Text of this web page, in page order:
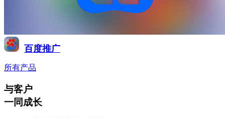
百度推广
所有产品
与客户
一同成长